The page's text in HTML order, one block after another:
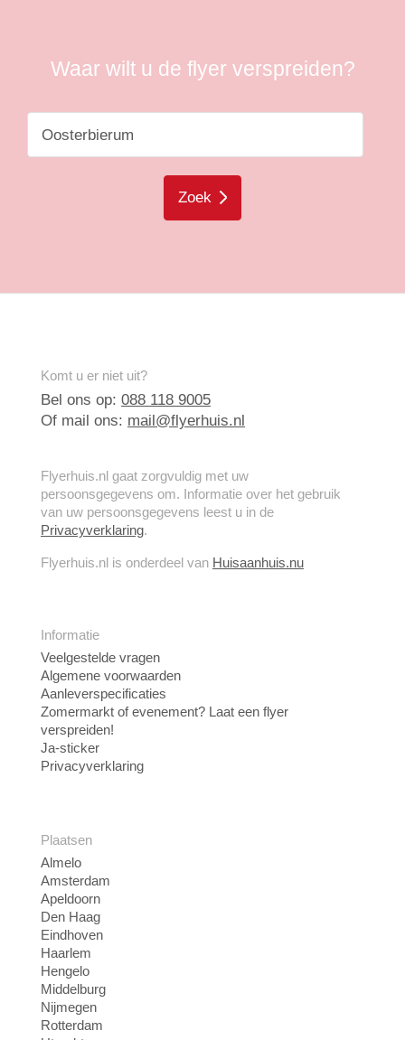
Waar wilt u de flyer verspreiden?
Zoek
Komt u er niet uit?
Bel ons op: 088 118 9005
Of mail ons: mail@flyerhuis.nl
Flyerhuis.nl gaat zorgvuldig met uw
persoonsgegevens om. Informatie over het gebruik
van uw persoonsgegevens leest u in de
Privacyverklaring.
Flyerhuis.nl is onderdeel van Huisaanhuis.nu
Informatie
Veelgestelde vragen
Algemene voorwaarden
Aanleverspecificaties
Zomermarkt of evenement? Laat een flyer
verspreiden!
Ja-sticker
Privacyverklaring
Plaatsen
Almelo
Amsterdam
Apeldoorn
Den Haag
Eindhoven
Haarlem
Hengelo
Middelburg
Nijmegen
Rotterdam